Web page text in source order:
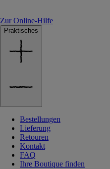
Zur Online-Hilfe
Praktisches
Bestellungen
Lieferung
Retouren
Kontakt
FAQ
Ihre Boutique finden